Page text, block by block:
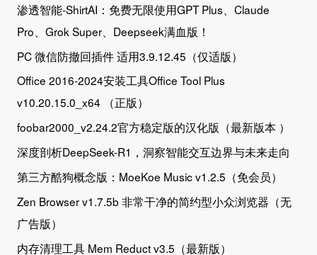
渗透智能-ShirtAI：免费无限使用GPT Plus、Claude
Pro、Grok Super、Deepseek满血版！
PC 微信防撤回插件 适用3.9.12.45（仅适版）
Office 2016-2024安装工具Office Tool Plus
v10.20.15.0_x64 （正版）
foobar2000_v2.24.2官方稳定版的汉化版（最新版本 ）
深度剖析DeepSeek-R1，洞察智能交互边界与未来走向
第三方酷狗概念版：MoeKoe Music v1.2.5（免会员）
Zen Browser v1.7.5b 非常干净的简约型小众浏览器（无
广告版）
内存清理工具 Mem Reduct v3.5（最新版）